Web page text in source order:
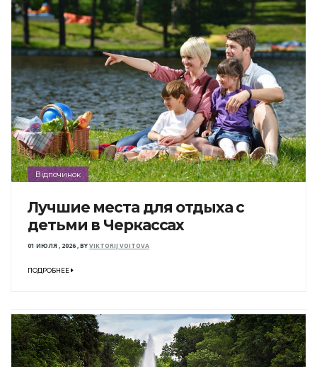
Відпочинок
Лучшие места для отдыха с
детьми в Черкассах
01 ИЮЛЯ , 2026,BYVIKTORIJ VOITOVA
ПОДРОБНЕЕ